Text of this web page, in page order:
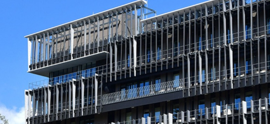
大学・短大の資料種類から請
大学パンフ
学部・学科パンフ
総合型選抜・学校推薦型選抜 募集要項
大学入学共通テスト利用選抜の募集要項
大学・短大以外の資料から請